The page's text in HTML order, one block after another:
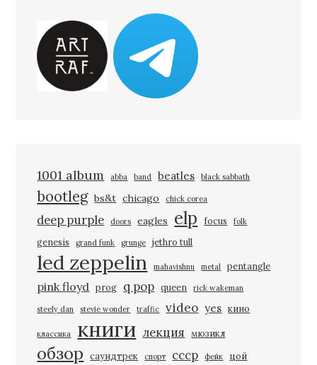
1001 album abba band beatles black sabbath
bootleg bs&t chicago chick corea
deep purple doors eagles elp focus folk
genesis grand funk grunge jethro tull
led zeppelin mahavishnu metal pentangle
pink floyd prog q pop queen rick wakeman
steely dan stevie wonder traffic video yes кино
классика книги лекция мюзикл
обзор саундтрек спорт ссср фейк цой